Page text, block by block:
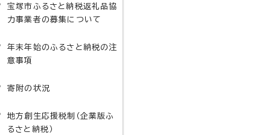
宝塚市ふるさと納税返礼品協
力事業者の募集について
年末年始のふるさと納税の注
意事項
寄附の状況
地方創生応援税制（企業版ふ
るさと納税）